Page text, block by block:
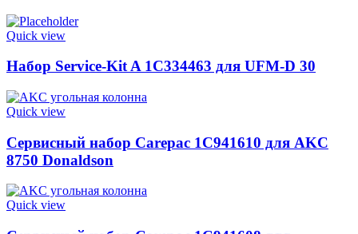
Quick view
Набор Service-Kit A 1C334463 для UFM-D 30
Quick view
Сервисный набор Carepac 1C941610 для AKC
8750 Donaldson
Quick view